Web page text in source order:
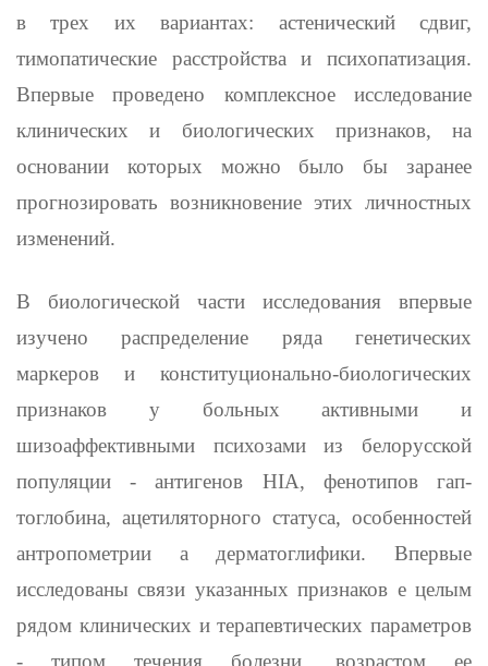
в трех их вариантах: астенический сдвиг,
тимопатические расстройства и психопатизация.
Впервые проведено комплексное исследование
клинических и биологических признаков, на
основании которых можно было бы заранее
прогнозировать возникновение этих личностных
изменений.
В биологической части исследования впервые
изучено распреде­ление ряда генетических
маркеров и конституционально-биологи­ческих
признаков у больных активными и
шизоаффективными пси­хозами из белорусской
популяции - антигенов HIA, фенотипов гап­
тоглобина, ацетиляторного статуса, особенностей
антропометрии а дерматоглифики. Впервые
исследованы связи указанных признаков е целым
рядом клинических и терапевтических параметров
- типом течения болезни, возрастом ее